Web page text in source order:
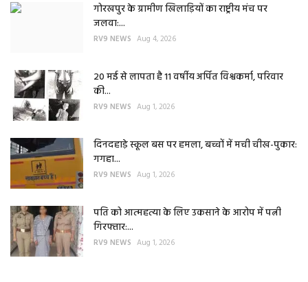
गोरखपुर के ग्रामीण खिलाड़ियों का राष्ट्रीय मंच पर
जलवा:...
RV9 NEWS Aug 4, 2026
20 मई से लापता है 11 वर्षीय अर्पित विश्वकर्मा, परिवार
की...
RV9 NEWS Aug 1, 2026
दिनदहाड़े स्कूल बस पर हमला, बच्चों में मची चीख-पुकार:
गगहा...
RV9 NEWS Aug 1, 2026
पति को आत्महत्या के लिए उकसाने के आरोप में पत्नी
गिरफ्तार:...
RV9 NEWS Aug 1, 2026